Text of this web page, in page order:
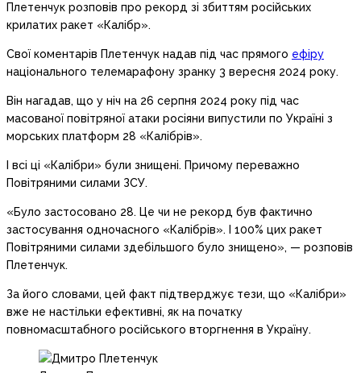
Плетенчук розповів про рекорд зі збиттям російських
крилатих ракет «Калібр».
Свої коментарів Плетенчук надав під час прямого ефіру
національного телемарафону зранку 3 вересня 2024 року.
Він нагадав, що у ніч на 26 серпня 2024 року під час
масованої повітряної атаки росіяни випустили по Україні з
морських платформ 28 «Калібрів».
І всі ці «Калібри» були знищені. Причому переважно
Повітряними силами ЗСУ.
«Було застосовано 28. Це чи не рекорд був фактично
застосування одночасного «Калібрів». І 100% цих ракет
Повітряними силами здебільшого було знищено», — розповів
Плетенчук.
За його словами, цей факт підтверджує тези, що «Калібри»
вже не настільки ефективні, як на початку
повномасштабного російського вторгнення в Україну.